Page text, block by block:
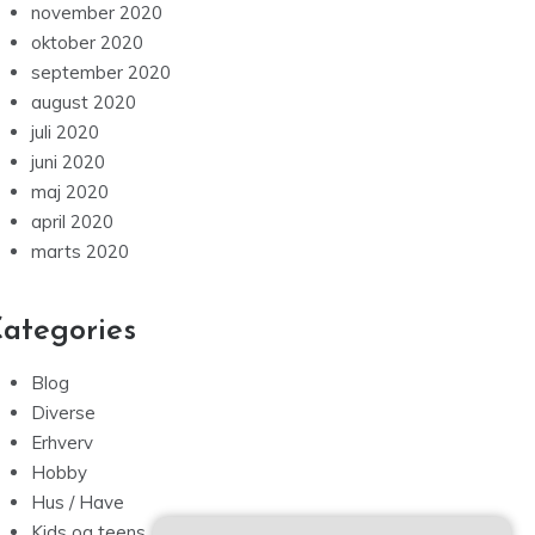
november 2020
oktober 2020
september 2020
august 2020
juli 2020
juni 2020
maj 2020
april 2020
marts 2020
Blog
Diverse
Erhverv
Hobby
Hus / Have